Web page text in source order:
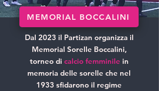
MEMORIAL BOCCALINI
Dal 2023 il Partizan organizza il
Memorial Sorelle Boccalini,
torneo di calcio femminile in
memoria delle sorelle che nel
1933 sfidarono il regime